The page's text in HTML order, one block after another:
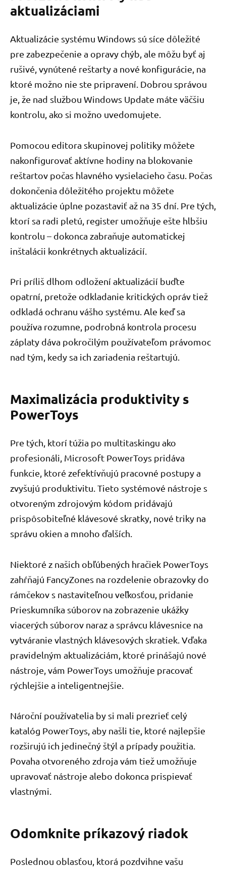
aktualizáciami
Aktualizácie systému Windows sú síce dôležité
pre zabezpečenie a opravy chýb, ale môžu byť aj
rušivé, vynútené reštarty a nové konfigurácie, na
ktoré možno nie ste pripravení. Dobrou správou
je, že nad službou Windows Update máte väčšiu
kontrolu, ako si možno uvedomujete.
Pomocou editora skupinovej politiky môžete
nakonfigurovať aktívne hodiny na blokovanie
reštartov počas hlavného vysielacieho času. Počas
dokončenia dôležitého projektu môžete
aktualizácie úplne pozastaviť až na 35 dní. Pre tých,
ktorí sa radi pletú, register umožňuje ešte hlbšiu
kontrolu – dokonca zabraňuje automatickej
inštalácii konkrétnych aktualizácií.
Pri príliš dlhom odložení aktualizácií buďte
opatrní, pretože odkladanie kritických opráv tiež
odkladá ochranu vášho systému. Ale keď sa
používa rozumne, podrobná kontrola procesu
záplaty dáva pokročilým používateľom právomoc
nad tým, kedy sa ich zariadenia reštartujú.
Maximalizácia produktivity s
PowerToys
Pre tých, ktorí túžia po multitaskingu ako
profesionáli, Microsoft PowerToys pridáva
funkcie, ktoré zefektívňujú pracovné postupy a
zvyšujú produktivitu. Tieto systémové nástroje s
otvoreným zdrojovým kódom pridávajú
prispôsobiteľné klávesové skratky, nové triky na
správu okien a mnoho ďalších.
Niektoré z našich obľúbených hračiek PowerToys
zahŕňajú FancyZones na rozdelenie obrazovky do
rámčekov s nastaviteľnou veľkosťou, pridanie
Prieskumníka súborov na zobrazenie ukážky
viacerých súborov naraz a správcu klávesnice na
vytváranie vlastných klávesových skratiek. Vďaka
pravidelným aktualizáciám, ktoré prinášajú nové
nástroje, vám PowerToys umožňuje pracovať
rýchlejšie a inteligentnejšie.
Nároční používatelia by si mali prezrieť celý
katalóg PowerToys, aby našli tie, ktoré najlepšie
rozširujú ich jedinečný štýl a prípady použitia.
Povaha otvoreného zdroja vám tiež umožňuje
upravovať nástroje alebo dokonca prispievať
vlastnými.
Odomknite príkazový riadok
Poslednou oblasťou, ktorá pozdvihne vašu